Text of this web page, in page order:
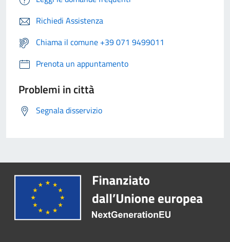
Richiedi Assistenza
Chiama il comune +39 071 9499011
Prenota un appuntamento
Problemi in città
Segnala disservizio